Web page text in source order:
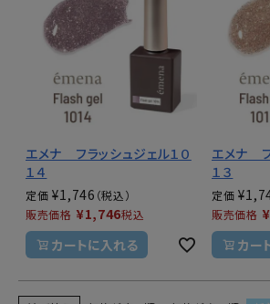
エメナ フラッシュジェル１０
１４
定価 ¥1,746
販売価格 ¥1,746税込
カートに入れる
エメナ フ
１３
定価 ¥
販売価格 ¥
カー